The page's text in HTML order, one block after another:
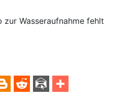
Wasseraufnahme fehlt